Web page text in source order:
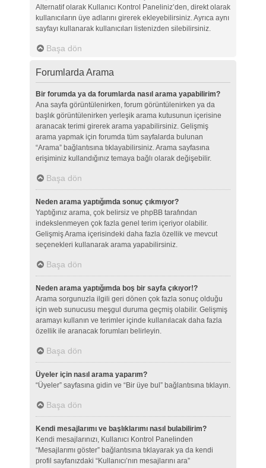
Alternatif olarak Kullanıcı Kontrol Paneliniz’den, direkt olarak
kullanıcıların üye adlarını girerek ekleyebilirsiniz. Ayrıca aynı
sayfayı kullanarak kullanıcıları listenizden silebilirsiniz.
Başa dön
Forumlarda Arama
Bir forumda ya da forumlarda nasıl arama yapabilirim?
Ana sayfa görüntülenirken, forum görüntülenirken ya da
başlık görüntülenirken yerleşik arama kutusunun içerisine
aranacak terimi girerek arama yapabilirsiniz. Gelişmiş
arama yapmak için forumda tüm sayfalarda bulunan
“Arama” bağlantısına tıklayabilirsiniz. Arama sayfasına
erişiminiz kullandığınız temaya bağlı olarak değişebilir.
Başa dön
Neden arama yaptığımda sonuç çıkmıyor?
Yaptığınız arama, çok belirsiz ve phpBB tarafından
indekslenmeyen çok fazla genel terim içeriyor olabilir.
Gelişmiş Arama içerisindeki daha fazla özellik ve mevcut
seçenekleri kullanarak arama yapabilirsiniz.
Başa dön
Neden arama yaptığımda boş bir sayfa çıkıyor!?
Arama sorgunuzla ilgili geri dönen çok fazla sonuç olduğu
için web sunucusu meşgul duruma geçmiş olabilir. Gelişmiş
aramayı kullanın ve terimler içinde kullanılacak daha fazla
özellik ile aranacak forumları belirleyin.
Başa dön
Üyeler için nasıl arama yaparım?
“Üyeler” sayfasına gidin ve “Bir üye bul” bağlantısına tıklayın.
Başa dön
Kendi mesajlarımı ve başlıklarımı nasıl bulabilirim?
Kendi mesajlarınızı, Kullanıcı Kontrol Panelinden
“Mesajlarımı göster” bağlantısına tıklayarak ya da kendi
profil sayfanızdaki “Kullanıcı’nın mesajlarını ara”